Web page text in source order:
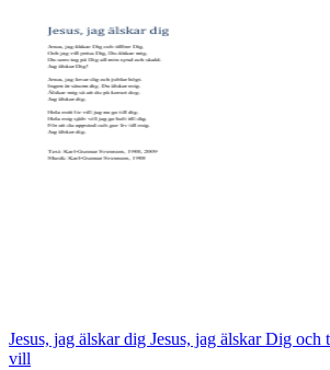
Jesus, jag älskar dig Jesus, jag älskar Dig
vill